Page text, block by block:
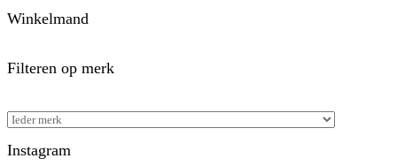
Winkelmand
Filteren op merk
Instagram